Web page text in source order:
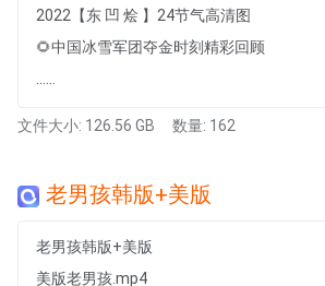
2022【东 凹 烩 】24节气高清图
🌻中国冰雪军团夺金时刻精彩回顾
文件大小: 126.56 GB 数量: 162
老男孩韩版+美版
老男孩韩版+美版
美版老男孩.mp4